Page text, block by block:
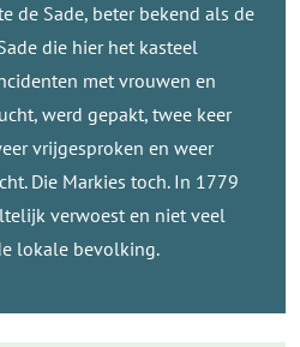
de Sade, beter bekend als de
die hier het kasteel
met vrouwen en
werd gepakt, twee keer
vrijgesproken en weer
Die Markies toch. In 1779
verwoest en niet veel
lokale bevolking.